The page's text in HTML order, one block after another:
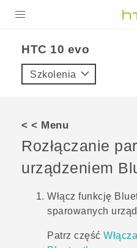
VIVE
VIVERSE
POMOC TECHNICZNA
Urządzenia i akcesoria
Zaloguj się
HTC 10 evo‎
Szkolenia
< < Menu
Rozłączanie
urządzeniem
Włącz funkcję
sparowanych
Patrz część